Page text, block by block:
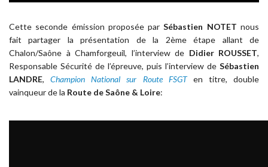
Cette seconde émission proposée parSébastien NOTET nous
fait partager la présentation de la 2ème étape allant de
Chalon/Saône à Chamforgeuil, l’interview de Didier ROUSSET,
Responsable Sécurité de l’épreuve, puis l’interview de Sébastien
LANDRE,Champion National sur Route FSGTen titre, double
vainqueur de la Route de Saône & Loire: